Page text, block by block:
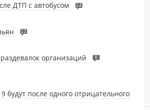
ДТП с автобусом 14
12
организаций 6
будут после одного отрицательного